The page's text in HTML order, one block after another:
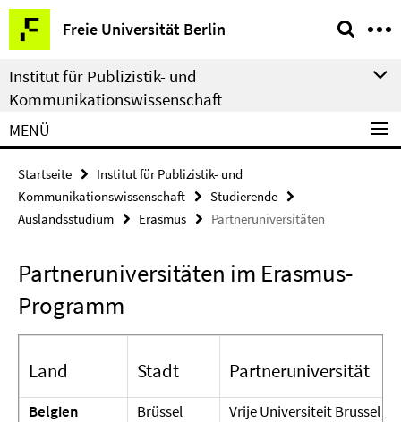
Springe
direkt
zu
Inhalt
Freie Universität Berlin
Service-
Navigation
Institut für Publizistik- und
Kommunikationswissenschaft
MENÜ
Startseite
Institut für Publizistik- und
Kommunikationswissenschaft
Studierende
Auslandsstudium
Erasmus Partneruniversitäten
Partneruniversitäten im Erasmus-
Programm
Land Stadt Partneruniversität
Belgien Brüssel Vrije Universiteit Brussel